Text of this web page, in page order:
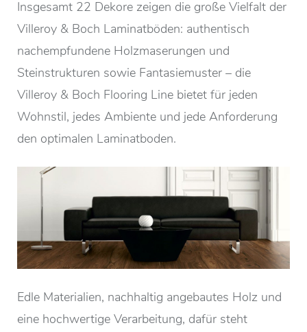
Insgesamt 22 Dekore zeigen die große Vielfalt der
Villeroy & Boch Laminatböden: authentisch
nachempfundene Holzmaserungen und
Steinstrukturen sowie Fantasiemuster – die
Villeroy & Boch Flooring Line bietet für jeden
Wohnstil, jedes Ambiente und jede Anforderung
den optimalen Laminatboden.
Edle Materialien, nachhaltig angebautes Holz und
eine hochwertige Verarbeitung, dafür steht